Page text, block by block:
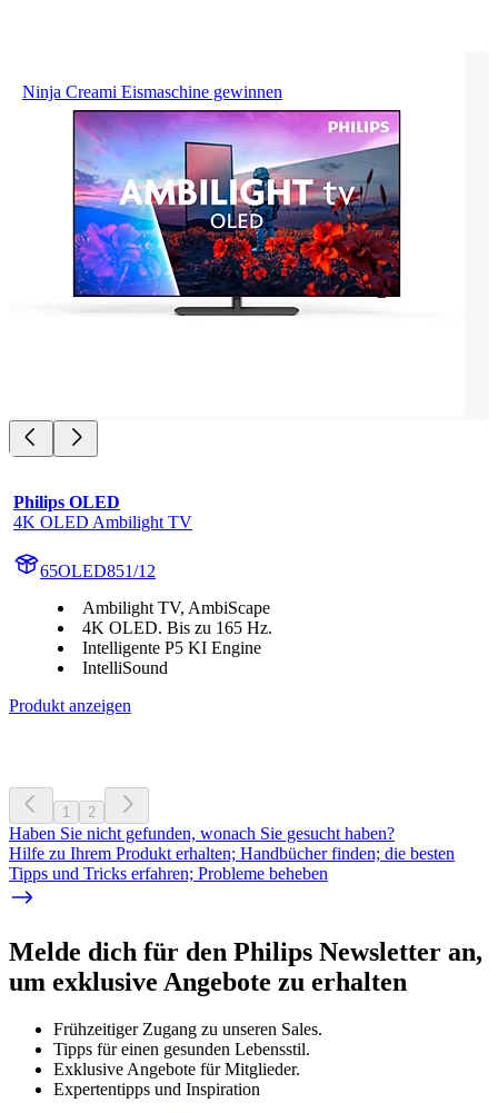
Ninja Creami Eismaschine gewinnen
Philips OLED
4K OLED Ambilight TV
65OLED851/12
Ambilight TV, AmbiScape
4K OLED. Bis zu 165 Hz.
Intelligente P5 KI Engine
IntelliSound
Produkt anzeigen
1 2
Haben Sie nicht gefunden, wonach Sie gesucht haben?
Hilfe zu Ihrem Produkt erhalten; Handbücher finden; die besten
Tipps und Tricks erfahren; Probleme beheben
Melde dich für den Philips Newsletter an,
um exklusive Angebote zu erhalten
Frühzeitiger Zugang zu unseren Sales.
Tipps für einen gesunden Lebensstil.
Exklusive Angebote für Mitglieder.
Expertentipps und Inspiration